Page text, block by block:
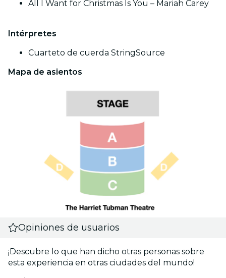
All I Want for Christmas Is You – Mariah Carey
Intérpretes
Cuarteto de cuerda StringSource
Mapa de asientos
Opiniones de usuarios
¡Descubre lo que han dicho otras personas sobre
esta experiencia en otras ciudades del mundo!